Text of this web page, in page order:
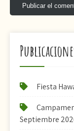
Fiesta
Septiembre